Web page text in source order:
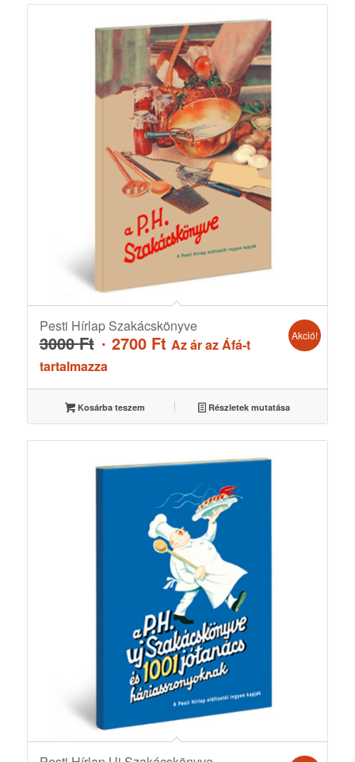
Pesti Hírlap Szakácskönyve
3000Ft Original
price
3000 Ft.
2700 FtCurrent
2700 Ft.
Az ár az Áfá-t
tartalmazza
Akció!
Kosárba teszem Részletek mutatása